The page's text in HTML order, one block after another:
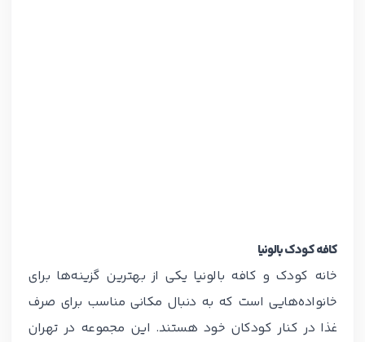
کافه کودک بالونیا
خانه کودک و کافه بالونیا یکی از بهترین گزینه‌ها برای
خانواده‌هایی است که به دنبال مکانی مناسب برای صرف
غذا در کنار کودکان خود هستند. این مجموعه در تهران